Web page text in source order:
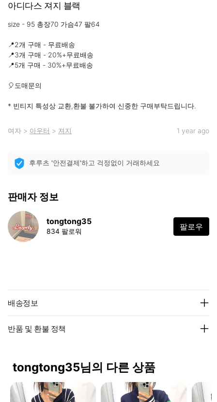
아디다스 져지 블랙
size - 95 총장70 가슴47 팔64
📍2개 구매 - 무료배송
📍3개 구매 - 20%+무료배송
📍5개 구매 - 30%+무료배송
🎈도매문의
* 빈티지 특성상 교환,환불 불가하여 신중한 구매부탁드립니다.
여자 > 아우터 > 져지 1 year ago
후루츠 '안전결제'하고 걱정없이 거래하세요
판매자 정보
tongtong35
834 팔로워 팔로우
배송정보
반품 및 환불 정책
tongtong35님의 다른 상품